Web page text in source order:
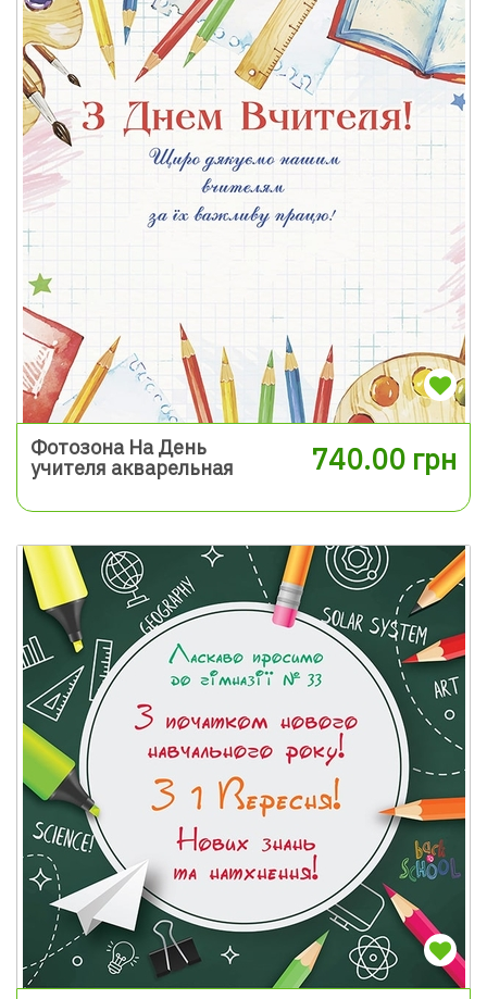
Фотозона На День
учителя акварельная
740.00 грн